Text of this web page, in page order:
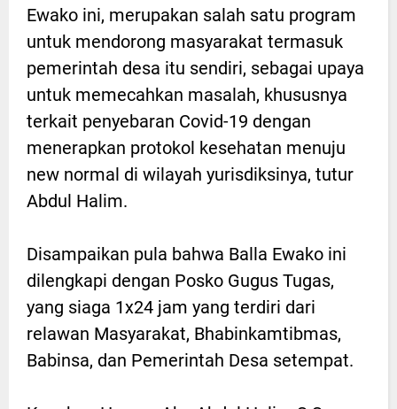
Ewako ini, merupakan salah satu program
untuk mendorong masyarakat termasuk
pemerintah desa itu sendiri, sebagai upaya
untuk memecahkan masalah, khususnya
terkait penyebaran Covid-19 dengan
menerapkan protokol kesehatan menuju
new normal di wilayah yurisdiksinya, tutur
Abdul Halim.
Disampaikan pula bahwa Balla Ewako ini
dilengkapi dengan Posko Gugus Tugas,
yang siaga 1x24 jam yang terdiri dari
relawan Masyarakat, Bhabinkamtibmas,
Babinsa, dan Pemerintah Desa setempat.